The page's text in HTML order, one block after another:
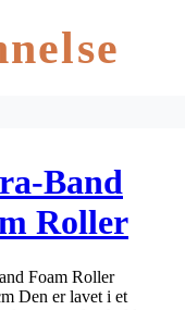
Band
Roller
Foam Roller
Den er lavet i et